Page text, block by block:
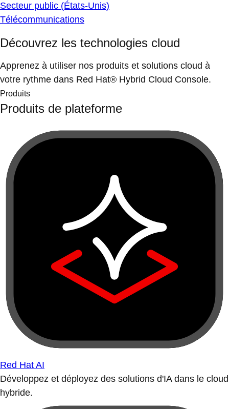
Secteur public (États-Unis)
Télécommunications
Découvrez les technologies cloud
Apprenez à utiliser nos produits et solutions cloud à
votre rythme dans Red Hat® Hybrid Cloud Console.
Produits
Produits de plateforme
Red Hat AI
Développez et déployez des solutions d'IA dans le cloud
hybride.